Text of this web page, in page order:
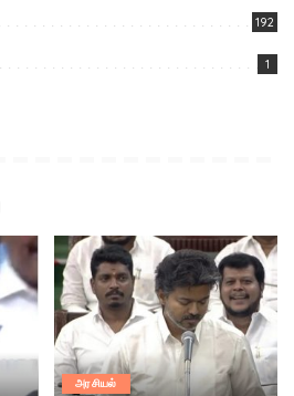
192
1
அரசியல்